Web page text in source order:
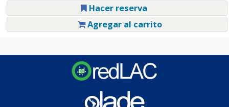
Hacer reserva
Agregar al carrito